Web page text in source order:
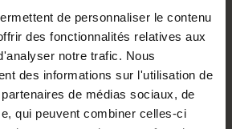
de personnaliser le contenu
des fonctionnalités relatives aux
notre trafic. Nous
des informations sur l'utilisation de
de médias sociaux, de
qui peuvent combiner celles-ci
x H) : 80 x 22 x 3,5 mm
0,5 kg
: SSDPEKNW512G8